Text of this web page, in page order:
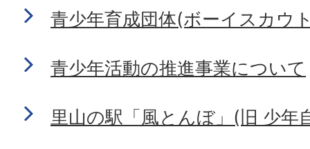
青少年育成団体(ボーイスカウ
青少年活動の推進事業について
里山の駅「風とんぼ」(旧 少年